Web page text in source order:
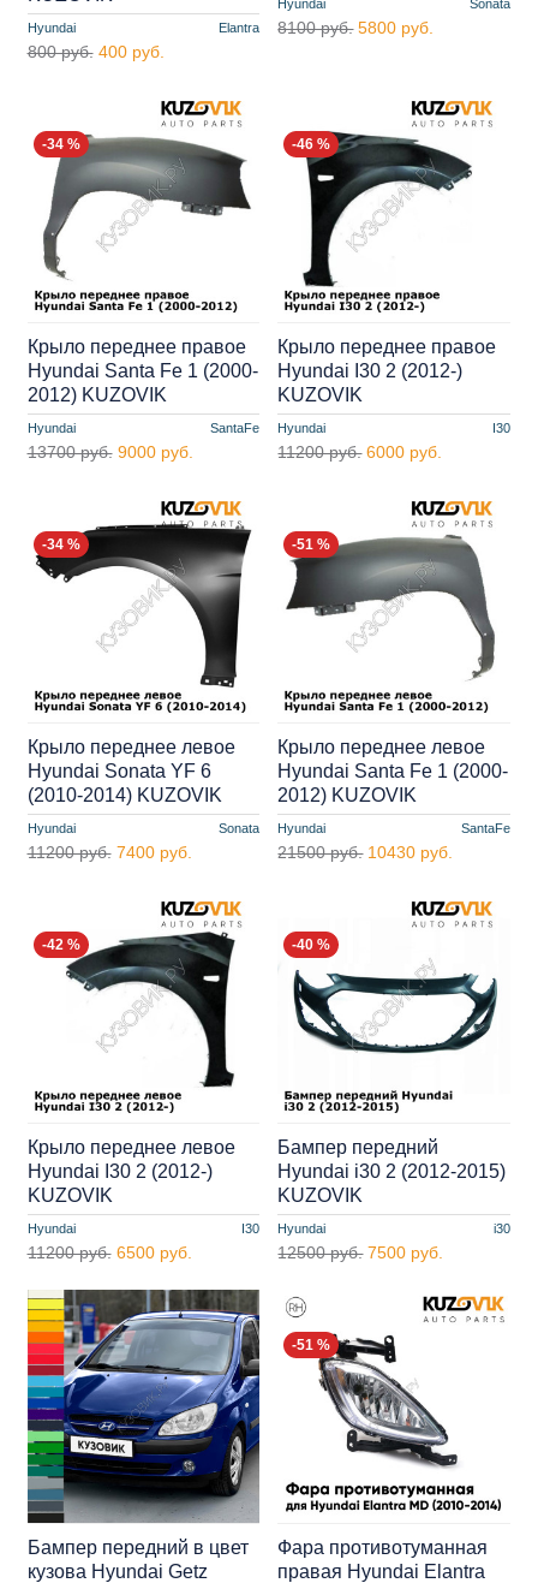
Hyundai Elantra
800 руб. 400 руб.
Hyundai Sonata
8100 руб. 5800 руб.
-34 %
Hyundai SantaFe
Крыло переднее правое
Hyundai Santa Fe 1 (2000-
2012) KUZOVIK
13700 руб. 9000 руб.
-46 %
Hyundai I30
Крыло переднее правое
Hyundai I30 2 (2012-)
KUZOVIK
11200 руб. 6000 руб.
-34 %
Hyundai Sonata
Крыло переднее левое
Hyundai Sonata YF 6
(2010-2014) KUZOVIK
11200 руб. 7400 руб.
-51 %
Hyundai SantaFe
Крыло переднее левое
Hyundai Santa Fe 1 (2000-
2012) KUZOVIK
21500 руб. 10430 руб.
-42 %
Hyundai I30
Крыло переднее левое
Hyundai I30 2 (2012-)
KUZOVIK
11200 руб. 6500 руб.
-40 %
Hyundai i30
Бампер передний
Hyundai i30 2 (2012-2015)
KUZOVIK
12500 руб. 7500 руб.
Бампер передний в цвет
кузова Hyundai Getz
-51 %
Фара противотуманная
правая Hyundai Elantra